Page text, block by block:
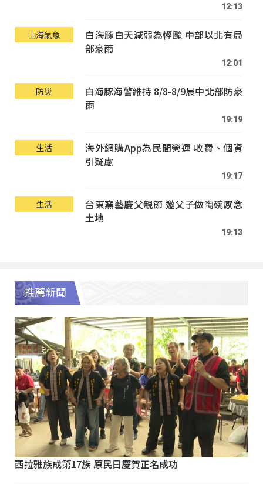
12:13
山海氣象
白海豚白天減弱為輕颱 中部以北有局
部豪雨
12:01
防災
白海豚海警維持 8/8-8/9晨中北部防豪
雨
19:19
生活
海外網購App為民間營運 收費、個資
引疑慮
19:17
生活
台東窯藝慶父親節 邀父子做陶碗感念
土地
19:13
推薦新聞
西拉雅族成第17族 原民日慶賀正名成功